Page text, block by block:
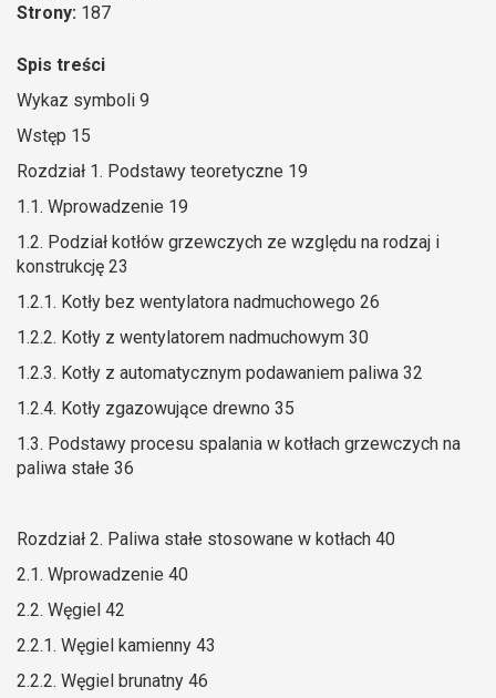
Strony: 187
Spis treści
Wykaz symboli 9
Wstęp 15
Rozdział 1. Podstawy teoretyczne 19
1.1. Wprowadzenie 19
1.2. Podział kotłów grzewczych ze względu na rodzaj i
konstrukcję 23
1.2.1. Kotły bez wentylatora nadmuchowego 26
1.2.2. Kotły z wentylatorem nadmuchowym 30
1.2.3. Kotły z automatycznym podawaniem paliwa 32
1.2.4. Kotły zgazowujące drewno 35
1.3. Podstawy procesu spalania w kotłach grzewczych na
paliwa stałe 36
Rozdział 2. Paliwa stałe stosowane w kotłach 40
2.1. Wprowadzenie 40
2.2. Węgiel 42
2.2.1. Węgiel kamienny 43
2.2.2. Węgiel brunatny 46